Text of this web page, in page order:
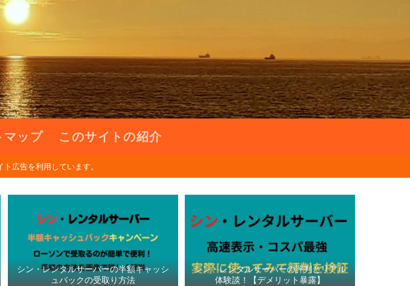
マップ このサイトの紹介
広告を利用しています。
シン・レンタルサーバーの半額キャッシ
ュバックの受取り方法
シン・レンタルサーバーの評判とリアル
体験談！【デメリット暴露】